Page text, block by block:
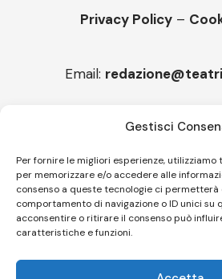
Gestisci
Per fornire le migliori esperienze, utilizziamo
per memorizzare e/o accedere alle
consenso a queste tecnologie ci
comportamento di navigazione o ID unici su
acconsentire o ritirare il consenso può
caratteristiche e funzioni.
Privacy Policy –
Email:
“Color fest” torna in Calabria